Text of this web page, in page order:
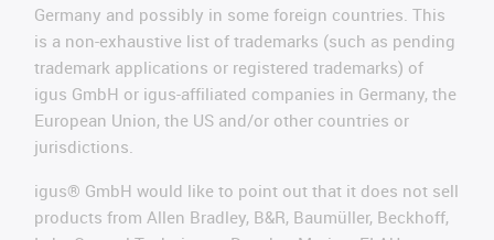
Germany and possibly in some foreign countries. This
is a non-exhaustive list of trademarks (such as pending
trademark applications or registered trademarks) of
igus GmbH or igus-affiliated companies in Germany, the
European Union, the US and/or other countries or
jurisdictions.
igus® GmbH would like to point out that it does not sell
products from Allen Bradley, B&R, Baumüller, Beckhoff,